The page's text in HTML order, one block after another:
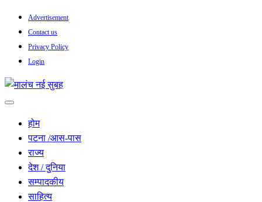
Skip
content
Advertisement
Contact us
Privacy Policy
Login
मालंच नई सुबह
होम
पटना /आस-पास
राज्य
देश / दुनिया
सम्पादकीय
साहित्य